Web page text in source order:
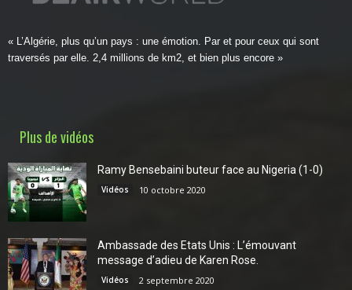
« L’Algérie, plus qu’un pays : une émotion. Par et pour ceux qui sont
traversés par elle. 2,4 millions de km2, et bien plus encore »
Plus de vidéos
Ramy Bensebaini buteur face au Nigeria (1-0)
Vidéos 10 octobre 2020
Ambassade des Etats Unis : L’émouvant
message d’adieu de Karen Rose.
Vidéos 2 septembre 2020